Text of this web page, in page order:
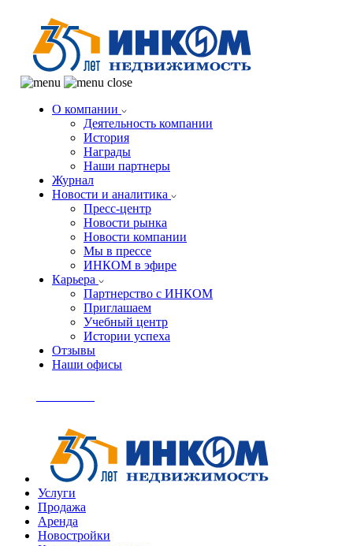
О компании
Деятельность компании
История
Награды
Наши партнеры
Журнал
Новости и аналитика
Пресс-центр
Новости рынка
Новости компании
Мы в прессе
ИНКОМ в эфире
Карьера
Партнерство с ИНКОМ
Приглашаем
Учебный центр
Истории успеха
Отзывы
Наши офисы
Услуги
Продажа
Аренда
Новостройки